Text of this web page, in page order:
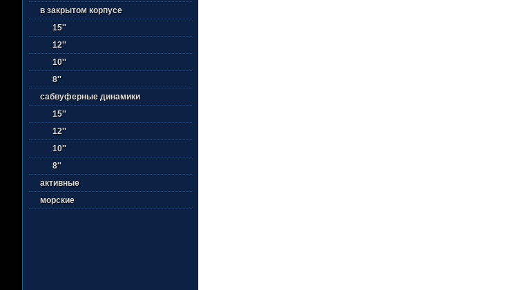
в закрытом корпусе
15''
12''
10''
8''
сабвуферные динамики
15''
12''
10''
8''
активные
морские